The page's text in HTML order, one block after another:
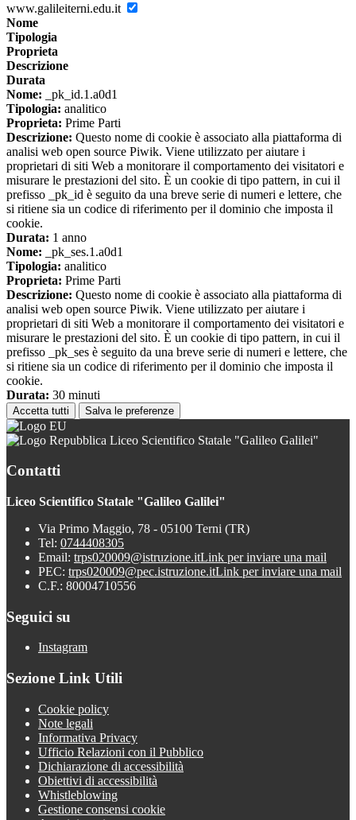
www.galileiterni.edu.it
Nome
Tipologia
Proprieta
Descrizione
Durata
Nome: _pk_id.1.a0d1
Tipologia: analitico
Proprieta: Prime Parti
Descrizione: Questo nome di cookie è associato alla piattaforma di
analisi web open source Piwik. Viene utilizzato per aiutare i
proprietari di siti Web a monitorare il comportamento dei visitatori e
misurare le prestazioni del sito. È un cookie di tipo pattern, in cui il
prefisso _pk_id è seguito da una breve serie di numeri e lettere, che
si ritiene sia un codice di riferimento per il dominio che imposta il
cookie.
Durata: 1 anno
Nome: _pk_ses.1.a0d1
Tipologia: analitico
Proprieta: Prime Parti
Descrizione: Questo nome di cookie è associato alla piattaforma di
analisi web open source Piwik. Viene utilizzato per aiutare i
proprietari di siti Web a monitorare il comportamento dei visitatori e
misurare le prestazioni del sito. È un cookie di tipo pattern, in cui il
prefisso _pk_ses è seguito da una breve serie di numeri e lettere, che
si ritiene sia un codice di riferimento per il dominio che imposta il
cookie.
Durata: 30 minuti
Accetta tutti Salva le preferenze
Liceo Scientifico Statale "Galileo Galilei"
Contatti
Liceo Scientifico Statale "Galileo Galilei"
Via Primo Maggio, 78 - 05100 Terni (TR)
Tel: 0744408305
Email: trps020009@istruzione.itLink per inviare una mail
PEC: trps020009@pec.istruzione.itLink per inviare una mail
C.F.: 80004710556
Seguici su
Instagram
Sezione Link Utili
Cookie policy
Note legali
Informativa Privacy
Ufficio Relazioni con il Pubblico
Dichiarazione di accessibilità
Obiettivi di accessibilità
Whistleblowing
Gestione consensi cookie